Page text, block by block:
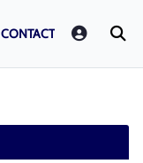
LOGIN
CONTACT